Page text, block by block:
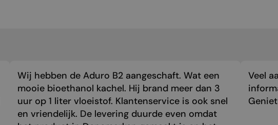
Wij hebben de Aduro B2 aangeschaft. Wat een
mooie bioethanol kachel. Hij brand meer dan 3
uur op 1 liter vloeistof. Klantenservice is ook snel
en vriendelijk. De levering duurde even omdat
Veel
SWEDISH
TURKISH
UKRAINIAN